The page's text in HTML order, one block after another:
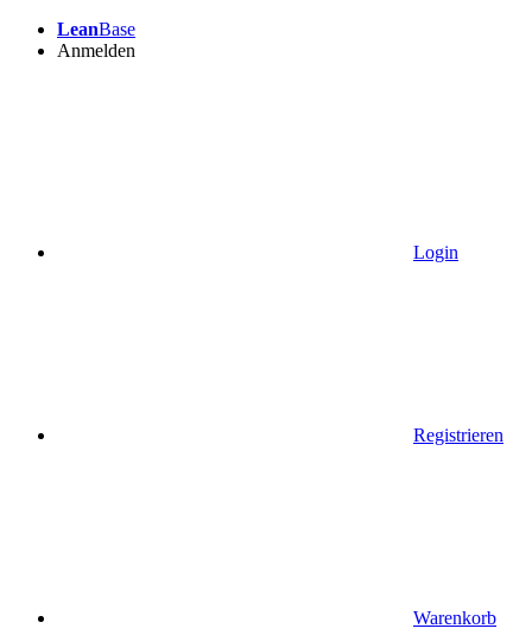
LeanBase
Anmelden
Login
Registrieren
Warenkorb